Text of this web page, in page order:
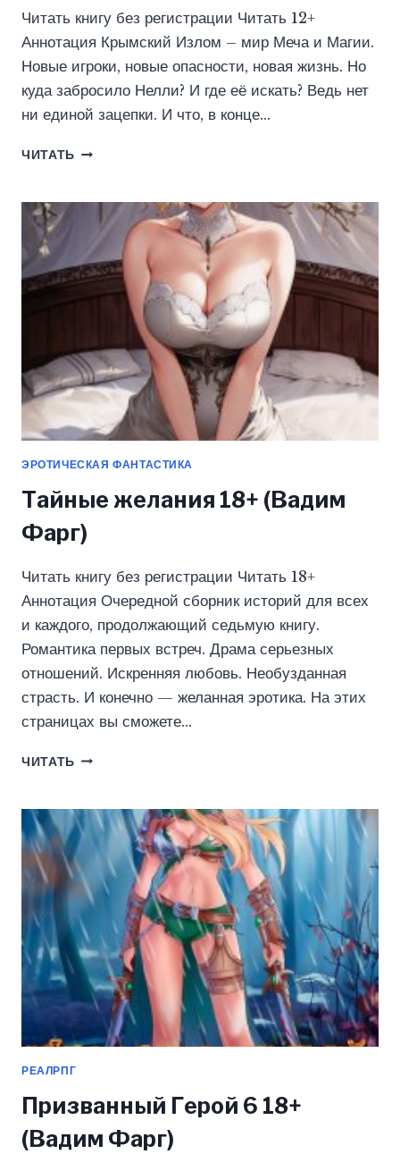
Читать книгу без регистрации Читать 12+
Аннотация Крымский Излом – мир Меча и Магии.
Новые игроки, новые опасности, новая жизнь. Но
куда забросило Нелли? И где её искать? Ведь нет
ни единой зацепки. И что, в конце…
ЧИТАТЬ ИЗЛОМ
ФАРГ)
ЭРОТИЧЕСКАЯ ФАНТАСТИКА
Тайные желания 18+ (Вадим
Фарг)
Читать книгу без регистрации Читать 18+
Аннотация Очередной сборник историй для всех
и каждого, продолжающий седьмую книгу.
Романтика первых встреч. Драма серьезных
отношений. Искренняя любовь. Необузданная
страсть. И конечно — желанная эротика. На этих
страницах вы сможете…
ЧИТАТЬ ТАЙНЫЕ
(ВАДИМ
ФАРГ)
РЕАЛРПГ
Призванный Герой 6 18+
(Вадим Фарг)